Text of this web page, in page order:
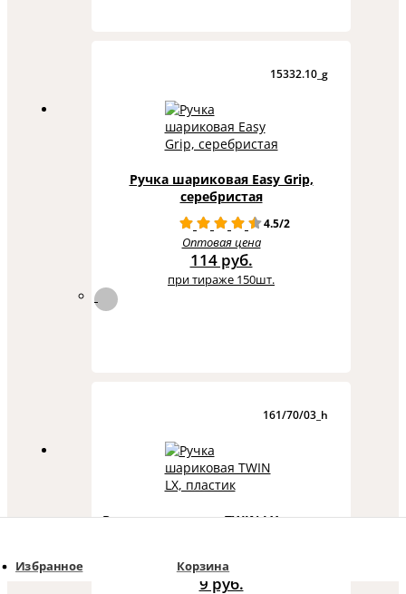
Избранное Корзина
15332.10_g
Ручка шариковая Easy Grip,
серебристая
4.5/2
Оптовая цена
114 руб.
при тираже 150шт.
161/70/03_h
Ручка шариковая TWIN LX, пластик
Оптовая цена
9 руб.